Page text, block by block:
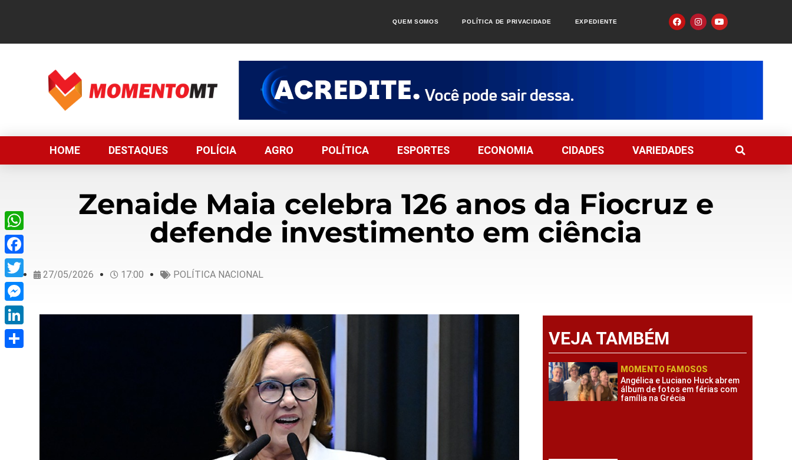
QUEM SOMOS POLÍTICA DE PRIVACIDADE EXPEDIENTE
HOME DESTAQUES POLÍCIA AGRO POLÍTICA ESPORTES ECONOMIA CIDADES VARIEDADES
Zenaide Maia celebra 126 anos da Fiocruz e
defende investimento em ciência
27/05/2026 17:00 POLÍTICA NACIONAL
VEJA TAMBÉM
MOMENTO FAMOSOS
Angélica e Luciano Huck abrem
álbum de fotos em férias com
família na Grécia
WhatsApp
Facebook
Twitter
Messenger
LinkedIn